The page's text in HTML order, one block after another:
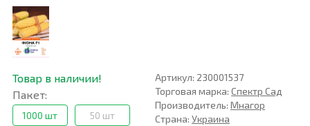
Товар в наличии!
Пакет:
1000 шт 50 шт
Артикул: 230001537
Торговая марка: Спектр Сад
Производитель: Мнагор
Страна: Украина